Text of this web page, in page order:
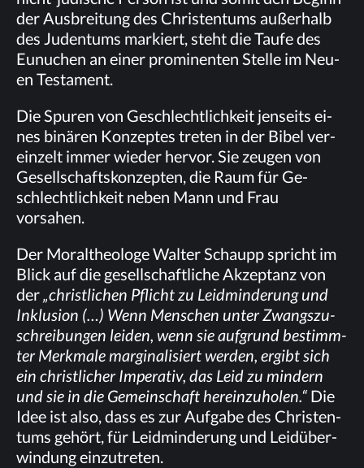
der Aus­brei­tung des Chris­ten­tums au­ßer­halb
des Ju­den­tums mar­kiert, steht die Tau­fe des
Eu­nu­chen an ei­ner pro­mi­nen­ten Stel­le im Neu­
en Testament.
Die Spu­ren von Ge­schlecht­lich­keit jen­seits ei­
nes bi­nä­ren Kon­zep­tes tre­ten in der Bi­bel ver­
ein­zelt im­mer wie­der her­vor. Sie zeu­gen von
Ge­sell­schafts­kon­zep­ten, die Raum für Ge­
schlecht­lich­keit ne­ben Mann und Frau
vorsahen.
Der Mo­ral­theo­lo­ge Wal­ter Schaupp spricht im
Blick auf die ge­sell­schaft­li­che Ak­zep­tanz von
der„christ­li­chen Pflicht zu Leid­min­de­rung und
In­klu­si­on (…) Wenn Men­schen un­ter Zwangs­zu­
schrei­bun­gen lei­den, wenn sie auf­grund be­stimm­
ter Merk­ma­le mar­gi­na­li­siert wer­den, er­gibt sich
ein christ­li­cher Im­pe­ra­tiv, das Leid zu min­dern
und sie in die Ge­mein­schaft her­ein­zu­ho­len.“Die
Idee ist also, dass es zur Auf­ga­be des Chris­ten­
tums ge­hört, für Leid­min­de­rung und Lei­d­über­
win­dung einzutreten.